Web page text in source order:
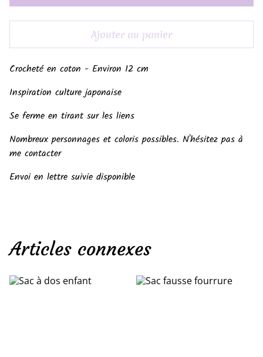
Ajouter au panier
Crocheté en coton - Environ 12 cm
Inspiration culture japonaise
Se ferme en tirant sur les liens
Nombreux personnages et coloris possibles. N'hésitez pas à
me contacter
Envoi en lettre suivie disponible
Articles connexes